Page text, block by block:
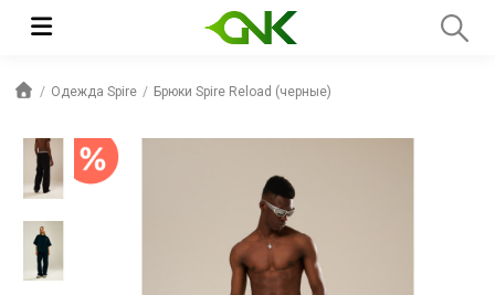
Одежда Spire Брюки Spire Reload (черные)